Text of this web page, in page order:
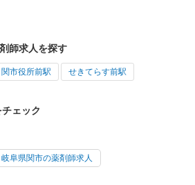
師求人を探す
関市役所前駅 せきてらす前駅
ェック
岐阜県関市の薬剤師求人